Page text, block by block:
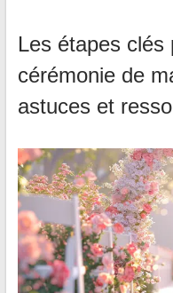
Les étapes clés
cérémonie de
astuces et